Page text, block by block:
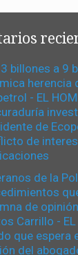
billones a 9
herencia
- EL
de
de
de la
de
Carrillo - EL
que espera
del